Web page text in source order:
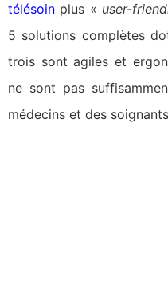
télésoin plus « user-
5 solutions complètes
trois sont agiles et
ne sont pas
médecins et des